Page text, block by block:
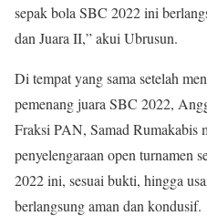
sepak bola SBC 2022 ini
dan Juara II,” akui Ubrusun.
Di tempat yang sama setelah
pemenang juara SBC 2022,
Fraksi PAN, Samad Rumakabis
penyelengaraan open turnamen
2022 ini, sesuai bukti, hingga
berlangsung aman dan kondusif.